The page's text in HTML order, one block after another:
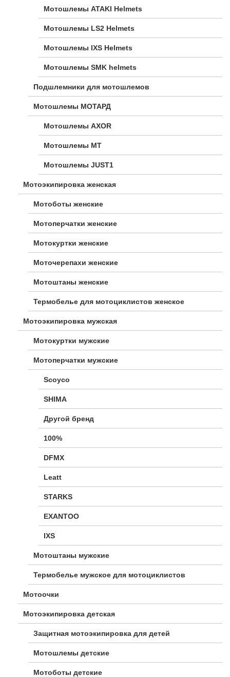
Мотошлемы ATAKI Helmets
Мотошлемы LS2 Helmets
Мотошлемы IXS Helmets
Мотошлемы SMK helmets
Подшлемники для мотошлемов
Мотошлемы МОТАРД
Мотошлемы AXOR
Мотошлемы MT
Мотошлемы JUST1
Мотоэкипировка женская
Мотоботы женские
Мотоперчатки женские
Мотокуртки женские
Моточерепахи женские
Мотоштаны женские
Термобелье для мотоциклистов женское
Мотоэкипировка мужская
Мотокуртки мужские
Мотоперчатки мужские
Scoyco
SHIMA
Другой бренд
100%
DFMX
Leatt
STARKS
EXANTOO
IXS
Мотоштаны мужские
Термобелье мужское для мотоциклистов
Мотоочки
Мотоэкипировка детская
Защитная мотоэкипировка для детей
Мотошлемы детские
Мотоботы детские